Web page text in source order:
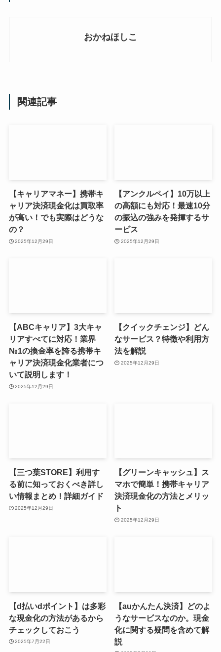
おかねほしこ
関連記事
【キャリアマネー】携帯キ
ャリア決済現金化は買取率
が高い！でも実際はどうな
の？
2025年12月29日
【アンクルペイ】10万以上
の高額にも対応！最速10分
の振込の強みを発揮するサ
ービス
2025年12月29日
【ABCキャリア】3大キャ
リアすべてに対応！業界
№1の換金率を誇る携帯キ
ャリア決済現金化業者につ
いて説明します！
2025年12月29日
【クイックチェンジ】どん
なサービス？特徴や利用方
法を解説
2025年12月29日
【三つ葉STORE】利用す
る前に知っておくべき詳し
い情報まとめ！詳細ガイド
2025年12月29日
【グリーンキャッシュ】ス
マホで簡単！携帯キャリア
決済現金化の方法とメリッ
ト
2025年12月29日
【d払いdポイント】は多彩
な現金化の方法があるから
チェックしておこう
2025年7月22日
【auかんたん決済】どのよ
うなサービスなのか。現金
化に関する疑問を含めて解
説